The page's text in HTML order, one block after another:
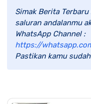
Simak Berita
saluran andalanmu
WhatsApp Channel :
https://
Pastikan kamu